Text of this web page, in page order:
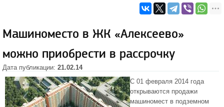
Машиноместо в ЖК «Алексеево»
можно приобрести в рассрочку
Дата публикации: 21.02.14
С 01 февраля 2014 года
открываются продажи
машиномест в подземном